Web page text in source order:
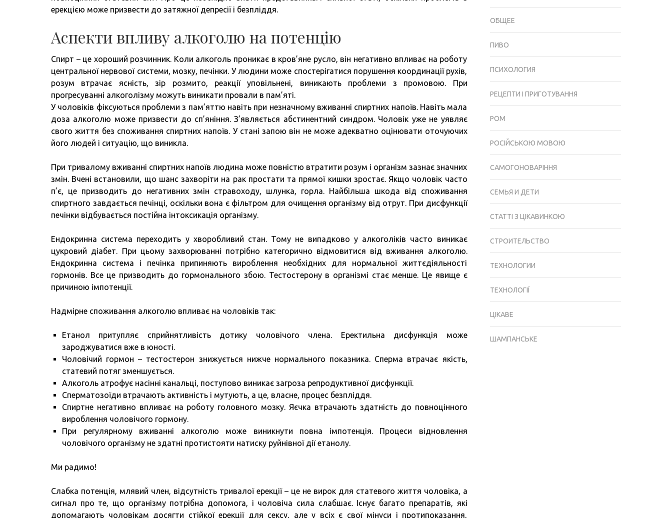
ерекцією може призвести до затяжної депресії і безпліддя.
Аспекти впливу алкоголю на потенцію
Спирт – це хороший розчинник. Коли алкоголь проникає в кров’яне русло, він негативно впливає на роботу
центральної нервової системи, мозку, печінки. У людини може спостерігатися порушення координації рухів,
розум втрачає ясність, зір розмито, реакції уповільнені, виникають проблеми з промовою. При
прогресуванні алкоголізму можуть виникати провали в пам’яті.
У чоловіків фіксуються проблеми з пам’яттю навіть при незначному вживанні спиртних напоїв. Навіть мала
доза алкоголю може призвести до сп’яніння. З’являється абстинентний синдром. Чоловік уже не уявляє
свого життя без споживання спиртних напоїв. У стані запою він не може адекватно оцінювати оточуючих
його людей і ситуацію, що виникла.
При тривалому вживанні спиртних напоїв людина може повністю втратити розум і організм зазнає значних
змін. Вчені встановили, що шанс захворіти на рак простати та прямої кишки зростає. Якщо чоловік часто
п’є, це призводить до негативних змін стравоходу, шлунка, горла. Найбільша шкода від споживання
спиртного завдається печінці, оскільки вона є фільтром для очищення організму від отрут. При дисфункції
печінки відбувається постійна інтоксикація організму.
Ендокринна система переходить у хворобливий стан. Тому не випадково у алкоголіків часто виникає
цукровий діабет. При цьому захворюванні потрібно категорично відмовитися від вживання алкоголю.
Ендокринна система і печінка припиняють вироблення необхідних для нормальної життєдіяльності
гормонів. Все це призводить до гормонального збою. Тестостерону в організмі стає менше. Це явище є
причиною імпотенції.
Надмірне споживання алкоголю впливає на чоловіків так:
Етанол притупляє сприйнятливість дотику чоловічого члена. Еректильна дисфункція може
зароджуватися вже в юності.
Чоловічий гормон – тестостерон знижується нижче нормального показника. Сперма втрачає якість,
статевий потяг зменшується.
Алкоголь атрофує насінні канальці, поступово виникає загроза репродуктивної дисфункції.
Сперматозоїди втрачають активність і мутують, а це, власне, процес безпліддя.
Спиртне негативно впливає на роботу головного мозку. Яєчка втрачають здатність до повноцінного
вироблення чоловічого гормону.
При регулярному вживанні алкоголю може виникнути повна імпотенція. Процеси відновлення
чоловічого організму не здатні протистояти натиску руйнівної дії етанолу.
Ми радимо!
Слабка потенція, млявий член, відсутність тривалої ерекції – це не вирок для статевого життя чоловіка, а
сигнал про те, що організму потрібна допомога, і чоловіча сила слабшає. Існує багато препаратів, які
допомагають чоловікам досягти стійкої ерекції для сексу, але у всіх є свої мінуси і протипоказання,
ОБЩЕЕ
ПИВО
ПСИХОЛОГИЯ
РЕЦЕПТИ І ПРИГОТУВАННЯ
РОМ
РОСІЙСЬКОЮ МОВОЮ
САМОГОНОВАРІННЯ
СЕМЬЯ И ДЕТИ
СТАТТІ З ЦІКАВИНКОЮ
СТРОИТЕЛЬСТВО
ТЕХНОЛОГИИ
ТЕХНОЛОГІЇ
ЦІКАВЕ
ШАМПАНСЬКЕ